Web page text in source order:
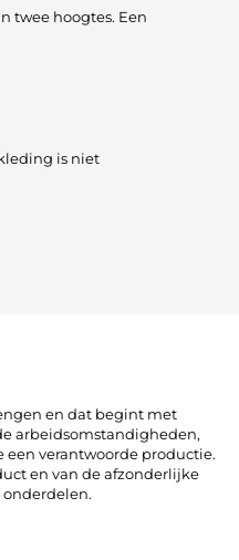
twee hoogtes. Een
is niet
en dat begint met
arbeidsomstandigheden,
verantwoorde productie.
en van de afzonderlijke
onderdelen.